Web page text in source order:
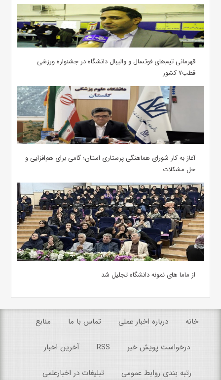
قهرمانی تیم‌های فوتسال و والیبال دانشگاه در جشنواره ورزشی
قطب۷ کشور
آغاز به کار شورای هماهنگی پرستاری استان؛ گامی برای هم‌افزایی و
حل مشکلات
از ماما های نمونه دانشگاه تجلیل شد
خانه درباره اخبار عملی تماس با ما منابع
درخواست پویش خبر RSS آخرین اخبار
رتبه بندی روابط عمومی تبلیغات در اخبارعلمی